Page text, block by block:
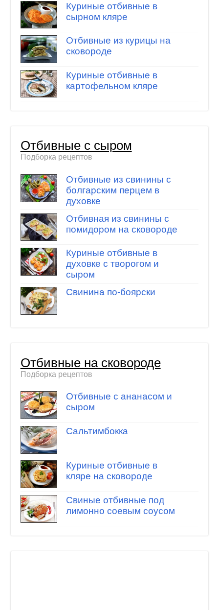
Куриные отбивные в
сырном кляре
Отбивные из курицы на
сковороде
Куриные отбивные в
картофельном кляре
Отбивные с сыром
Подборка рецептов
Отбивные из свинины с
болгарским перцем в
духовке
Отбивная из свинины с
помидором на сковороде
Куриные отбивные в
духовке с творогом и
сыром
Свинина по-боярски
Отбивные на сковороде
Подборка рецептов
Отбивные с ананасом и
сыром
Сальтимбокка
Куриные отбивные в
кляре на сковороде
Свиные отбивные под
лимонно соевым соусом